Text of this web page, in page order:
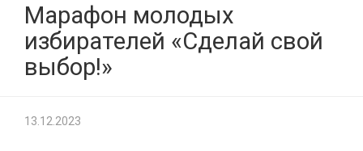
Марафон молодых
избирателей «Сделай свой
выбор!»
13.12.2023